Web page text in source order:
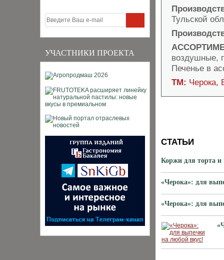
УЧАСТНИКИ ПРОЕКТА
Тульской
воздушные,
Печенье в
ТМ: Черока,
СТАТЬИ
Коржи для торта и
«Черока»: для
«Черока»: для